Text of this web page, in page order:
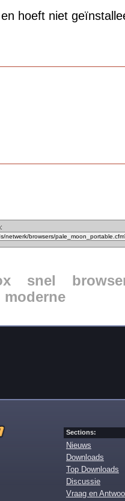
hoeft niet
snel
moderne
Sections:
Nieuws
Downloads
Top Downloads
Discussie
Vraag en